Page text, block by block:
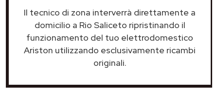
Il tecnico di zona interverrà direttamente a
domicilio a Rio Saliceto ripristinando il
funzionamento del tuo elettrodomestico
Ariston utilizzando esclusivamente ricambi
originali.